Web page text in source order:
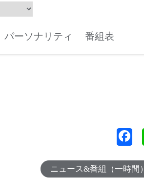
パーソナリティ 番組表
ニュース&番組（一時間）